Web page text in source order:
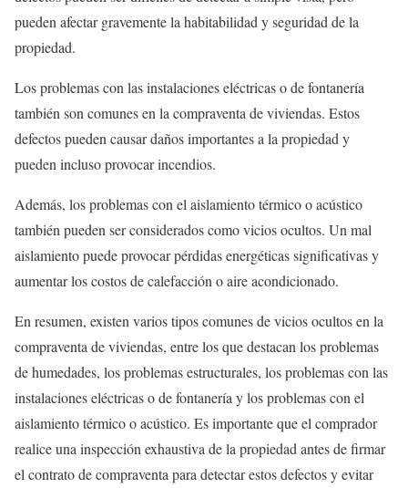
pueden afectar gravemente la habitabilidad y seguridad de la
propiedad.
Los problemas con las instalaciones eléctricas o de fontanería
también son comunes en la compraventa de viviendas. Estos
defectos pueden causar daños importantes a la propiedad y
pueden incluso provocar incendios.
Además, los problemas con el aislamiento térmico o acústico
también pueden ser considerados como vicios ocultos. Un mal
aislamiento puede provocar pérdidas energéticas significativas y
aumentar los costos de calefacción o aire acondicionado.
En resumen, existen varios tipos comunes de vicios ocultos en la
compraventa de viviendas, entre los que destacan los problemas
de humedades, los problemas estructurales, los problemas con las
instalaciones eléctricas o de fontanería y los problemas con el
aislamiento térmico o acústico. Es importante que el comprador
realice una inspección exhaustiva de la propiedad antes de firmar
el contrato de compraventa para detectar estos defectos y evitar